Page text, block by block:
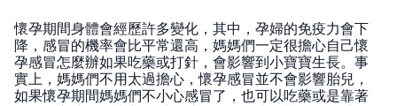
懷孕期間身體會經歷許多變化，其中，孕婦的免疫力會下
降，感冒的機率會比平常還高，媽媽們一定很擔心自己懷
孕感冒怎麼辦如果吃藥或打針，會影響到小寶寶生長。事
實上，媽媽們不用太過擔心，懷孕感冒並不會影響胎兒，
如果懷孕期間媽媽們不小心感冒了，也可以吃藥或是靠著